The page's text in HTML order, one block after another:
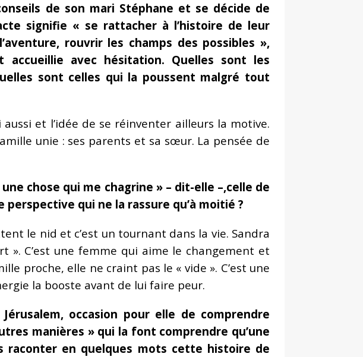
de son mari Stéphane et se décide de
signifie « se rattacher à l’histoire de leur
rouvrir les champs des possibles »,
accueillie avec hésitation. Quelles sont les
sont celles qui la poussent malgré tout
et l’idée de se réinventer ailleurs la motive.
unie : ses parents et sa sœur. La pensée de
chose qui me chagrine » – dit-elle –,celle de
qui ne la rassure qu’à moitié ?
le nid et c’est un tournant dans la vie. Sandra
C’est une femme qui aime le changement et
proche, elle ne craint pas le « vide ». C’est une
la booste avant de lui faire peur.
occasion pour elle de comprendre
manières » qui la font comprendre qu’une
raconter en quelques mots cette histoire de